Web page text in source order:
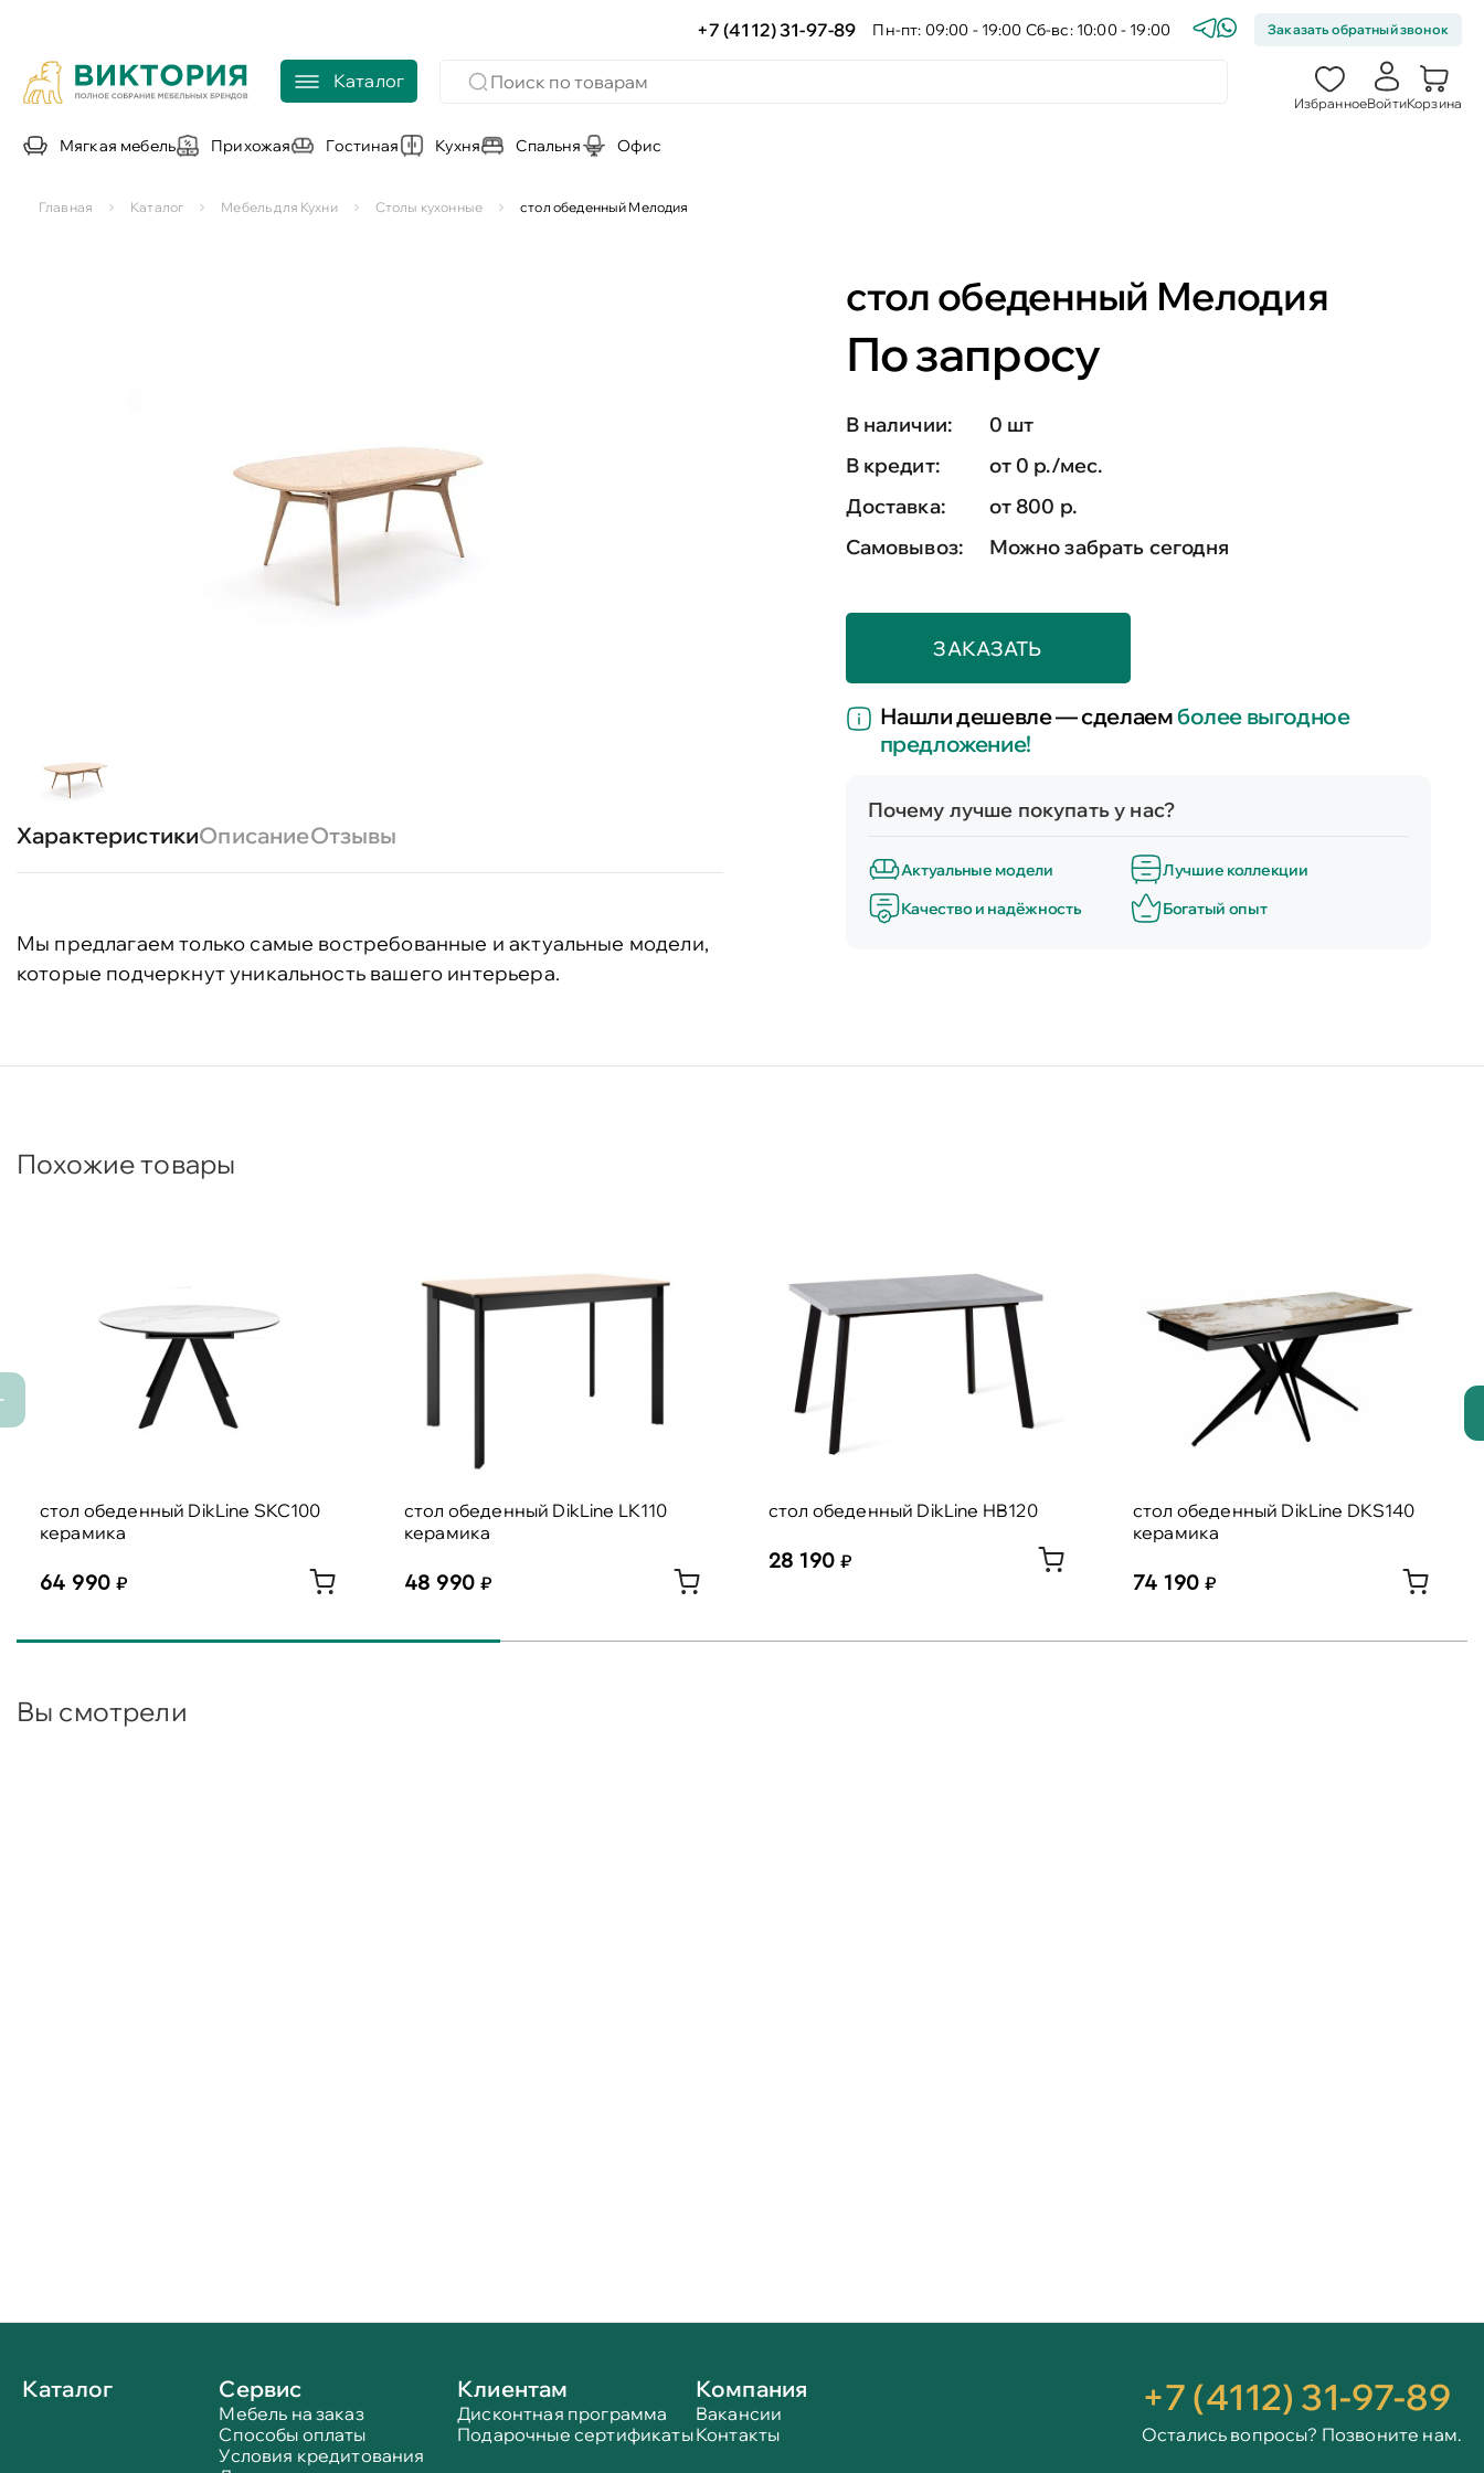
+7 (4112) 31-97-89 Пн-пт: 09:00 - 19:00 Сб-вс: 10:00 - 19:00 Заказать обратный звонок
Каталог
ИзбранноеВойтиКорзина
Мягкая мебель Прихожая Гостиная Кухня Спальня Офис
Главная Каталог Мебель для Кухни Столы кухонные стол обеденный Мелодия
ХарактеристикиОписаниеОтзывы
Мы предлагаем только самые востребованные и актуальные модели,
которые подчеркнут уникальность вашего интерьера.
стол обеденный Мелодия
По запросу
В наличии:
0 шт
В кредит:
от 0 р./мес.
Доставка:
от 800 р.
Самовывоз:
Можно забрать сегодня
ЗАКАЗАТЬ
Нашли дешевле — сделаемболее выгодное
предложение!
Почему лучше покупать у нас?
Актуальные модели
Лучшие коллекции
Качество и надёжность
Богатый опыт
Похожие товары
cтол обеденный DikLine SKC100
керамика
64 990
cтол обеденный DikLine LK110
керамика
48 990
cтол обеденный DikLine HB120
28 190
стол обеденный DikLine DKS140
керамика
74 190
Вы смотрели
Каталог Сервис
Мебель на заказ
Способы оплаты
Условия кредитования
Клиентам
Дисконтная программа
Подарочные сертификаты
Компания
Вакансии
Контакты
+7 (4112) 31-97-89
Остались вопросы? Позвоните нам.